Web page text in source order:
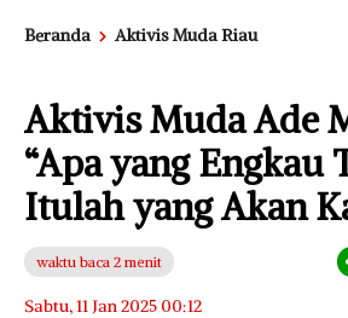
Beranda Aktivis Muda Riau
Aktivis Muda Ade
“Apa yang Engkau
Itulah yang Akan
waktu baca 2 menit
Sabtu, 11 Jan 2025 00:12